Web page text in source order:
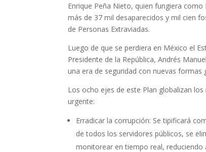
Enrique Peña Nieto, quien fungiera
más de 37 mil desaparecidos y mil cien
de Personas Extraviadas.
Luego de que se perdiera en México el
Presidente de la República, Andrés
una era de seguridad con nuevas
Los ocho ejes de este Plan globalizan
urgente:
Erradicar la corrupción: Se tipificará
de todos los servidores públicos, se
monitorear en tiempo real, reduciendo